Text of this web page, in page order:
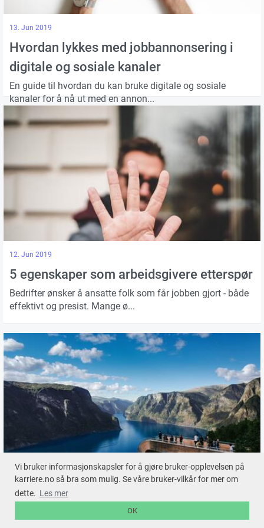
Vi bruker informasjonskapsler for å gjøre bruker-opplevelsen på
karriere.no så bra som mulig. Se våre bruker-vilkår for mer om
dette. Les mer
OK
13. Jun 2019
Hvordan lykkes med jobbannonsering i
digitale og sosiale kanaler
En guide til hvordan du kan bruke digitale og sosiale
kanaler for å nå ut med en annon...
12. Jun 2019
5 egenskaper som arbeidsgivere etterspør
Bedrifter ønsker å ansatte folk som får jobben gjort - både
effektivt og presist. Mange ø...
23. May 2019
Vi samarbeider med kommune-norge!
Distrikts-norge er Norge! Det er livskraftige næringsliv og